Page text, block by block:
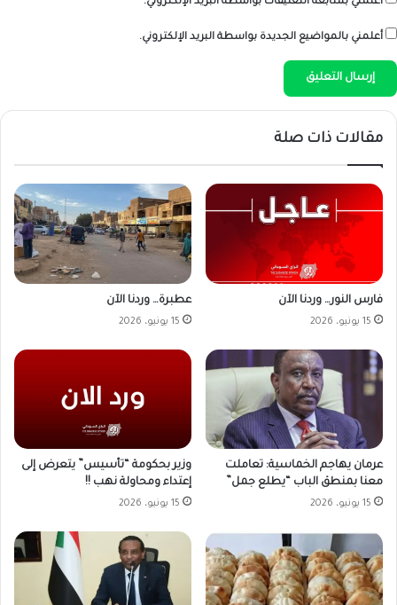
أعلمني بالمواضيع الجديدة بواسطة البريد الإلكتروني.
مقالات ذات صلة
فارس النور… وردنا الآن
15 يونيو، 2026
عطبرة… وردنا الآن
15 يونيو، 2026
عرمان يهاجم الخماسية: تعاملت
معنا بمنطق الباب “يطلع جمل”
15 يونيو، 2026
وزير بحكومة “تأسيس” يتعرض إلى
إعتداء ومحاولة نهب !!
15 يونيو، 2026